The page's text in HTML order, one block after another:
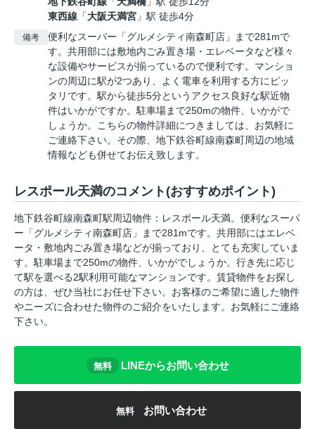
東西線 「大阪天満宮 」駅 徒歩4分
備考
便利なスーパー「グルメシティ南森町店」まで281mで
す。共用部には敷地内ごみ置き場・エレベータなど様々
な設備やサービスが揃っているので便利です。マンショ
ンの周辺に駅が2つあり、よく電車を利用する方にピッ
タリです。駅から徒歩5分というアクセス良好な駅近物
件はいかがですか。駐車場まで250mの物件、いかがで
しょうか。こちらの物件詳細につきましては、お気軽に
ご連絡下さい。その際、地下鉄谷町線南森町周辺の地域
情報なども併せてお伝え致します。
レスポール天満のコメント(おすすめポイント)
地下鉄谷町線南森町駅周辺物件：レスポール天満。便利なスーパ
ー「グルメシティ南森町店」まで281mです。共用部にはエレベ
ータ・敷地内ごみ置き場などが揃っており、とても充実していま
す。駐車場まで250mの物件、いかがでしょうか。行き先に応じ
て駅を選べる2駅利用可能なマンションです。賃貸物件をお探し
の方は、ぜひ当社にお任せ下さい。お客様のご希望に適した物件
やニーズに合わせた物件のご紹介をいたします。お気軽にご連絡
下さい。
無料 LINEからお問い合わせ
無料 お問い合わせ